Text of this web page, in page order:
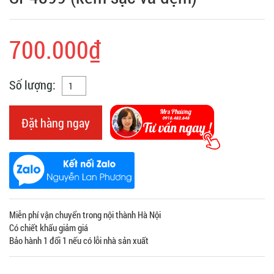
700.000₫
Số lượng:
Đặt hàng ngay
Miễn phí vận chuyển trong nội thành Hà Nội
Có chiết khấu giảm giá
Bảo hành 1 đổi 1 nếu có lỗi nhà sản xuất